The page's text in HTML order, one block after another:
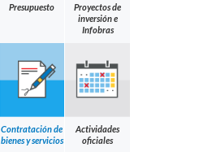
Presupuesto
Proyectos de
inversión e
Infobras
Contratación de
bienes y servicios
Actividades
oficiales